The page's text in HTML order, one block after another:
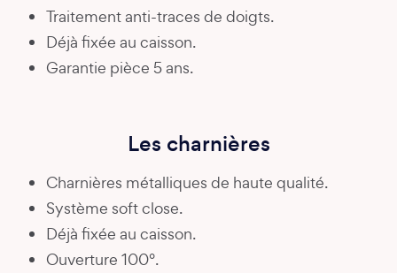
Traitement anti-traces de doigts.
Déjà fixée au caisson.
Garantie pièce 5 ans.
Les charnières
Charnières métalliques de haute qualité.
Système soft close.
Déjà fixée au caisson.
Ouverture 100°.